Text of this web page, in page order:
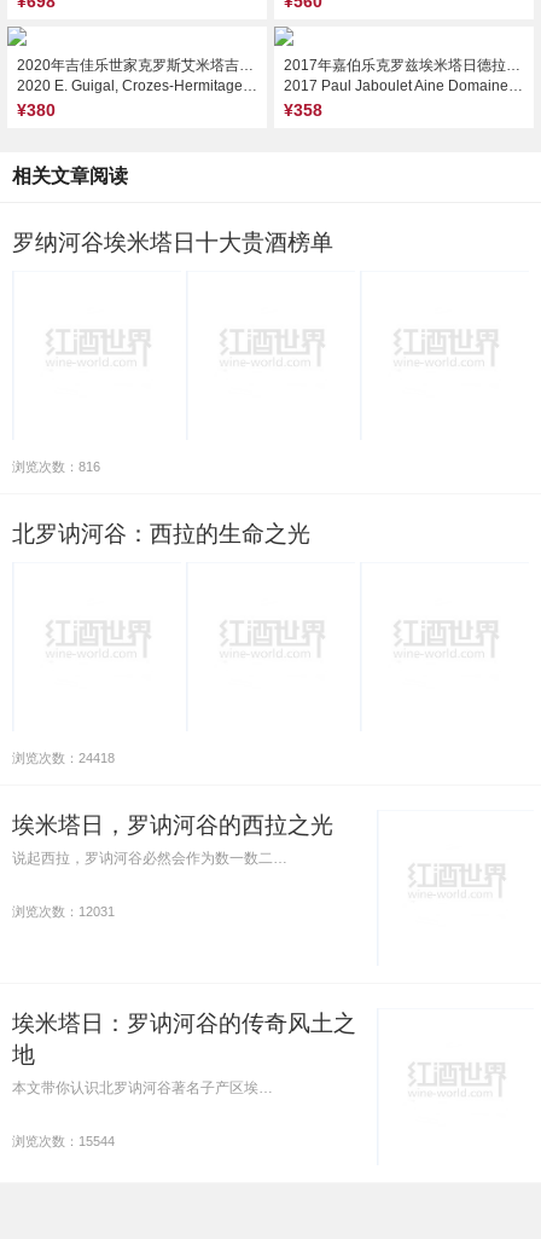
2020年吉佳乐世家克罗斯艾米塔吉红葡萄酒
2020 E. Guigal, Crozes-Hermitage, France
¥380
2017年嘉伯乐克罗兹埃米塔日德拉贝庄园红葡萄酒
2017 Paul Jaboulet Aine Domaine de Thalabert, Crozes-Hermitage, France
¥358
相关文章阅读
罗纳河谷埃米塔日十大贵酒榜单
浏览次数：816
北罗讷河谷：西拉的生命之光
浏览次数：24418
埃米塔日，罗讷河谷的西拉之光
说起西拉，罗讷河谷必然会作为数一数二…
浏览次数：12031
埃米塔日：罗讷河谷的传奇风土之
地
本文带你认识北罗讷河谷著名子产区埃…
浏览次数：15544